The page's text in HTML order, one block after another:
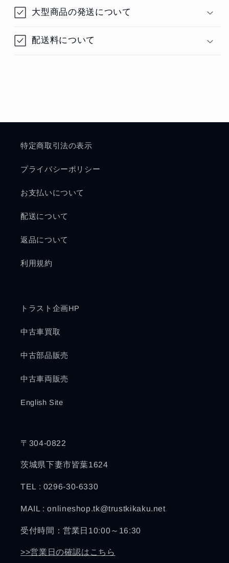
大型商品の発送について
配送料について
特定商取引法の表示
プライバシーポリシー
お支払いについて
配送について
返品について
利用規約
トラスト企画HP
中古車買取
中古部品販売
中古車両販売
English Site
〒304-0822
茨城県下妻市皆葉1624
TEL : 0296-30-6330
MAIL : onlineshop.tk@trustkikaku.net
受付時間：営業日10:00～16:30
>>営業日の確認はこちら